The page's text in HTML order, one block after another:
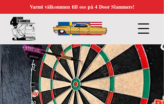
Varmt välkommen till oss på 4 Door Slammers!